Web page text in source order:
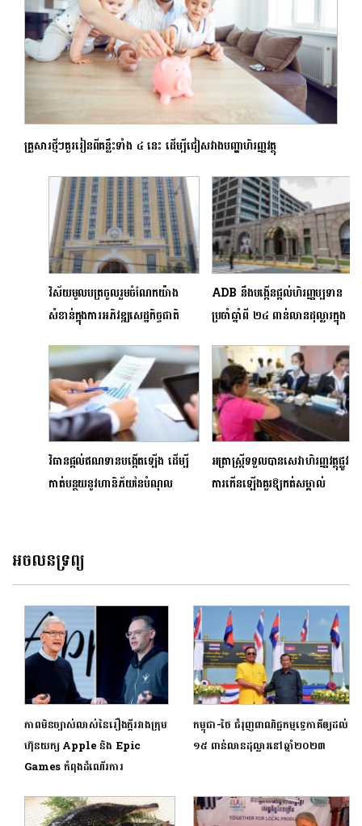
គ្រួសារថ្មីៗគួររៀនពីគន្លឹះទាំង ៤ នេះ ដើម្បីជៀសវាងបញ្ហាហិរញ្ញវត្ថុ​
វិស័យមូលបត្រចូលរួមចំណែកយ៉ាង
សំខាន់ក្នុងការអភិវឌ្ឍសេដ្ឋកិច្ចជាតិ
ADB នឹងបង្កើនផ្តល់ហិរញ្ញប្បទាន
ប្រចាំឆ្នាំពី ២៤ ពាន់លានដុល្លារក្នុង
ដុល្លារនៅត្រឹមឆ្នាំ២០៣៤
វិធានផ្តល់ឥណទានបង្កើតឡើង ដើម្បី
កាត់បន្ថយនូវហានិភ័យនៃបំណុល
អត្រាស្ត្រីទទួលបានសេវាហិរញ្ញវត្ថុផ្លូវ
ការកើនឡើងគួរឱ្យកត់សម្គាល់
អចលនទ្រព្យ
ភាពមិនច្បាស់លាស់នៃរឿងក្តីរវាងក្រុម
ហ៊ុនយក្ស Apple និង Epic
Games កំពុងដំណើរការ
កម្ពុជា-ថៃ ជំរុញពាណិជ្ជកម្មទ្វេភាគីឲ្យដល់
១៥ ពាន់លានដុល្លារនៅឆ្នាំ២០២៣